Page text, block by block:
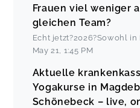
Frauen viel weniger
gleichen Team?
Echt jetzt?2026?Sowohl
May 21
1:45 PM
Aktuelle
Yogakurse in
Schönebeck – live,